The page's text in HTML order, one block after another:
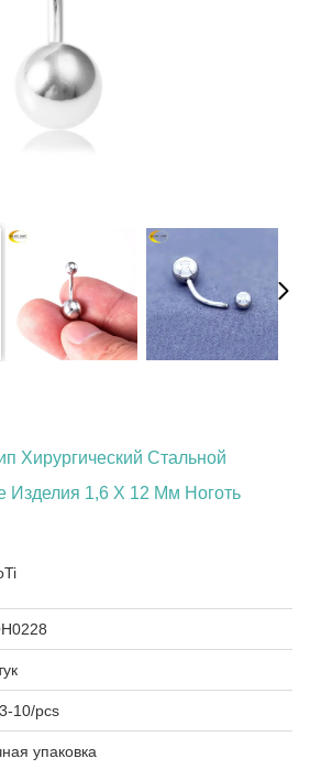
Хирургический Стальной
Изделия 1,6 X 12 Мм Ноготь
10/pcs
упаковка